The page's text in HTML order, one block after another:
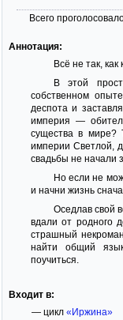
Всего
Аннотация:
Всё не так, как
В этой
собственном
деспота и
империя —
существа в мире?
империи Светлой,
свадьбы не начали
Но если не
и начни жизнь
Оседлав свой
вдали от родного
страшный
найти общий
поучиться.
Входит в:
— цикл «Иржина»